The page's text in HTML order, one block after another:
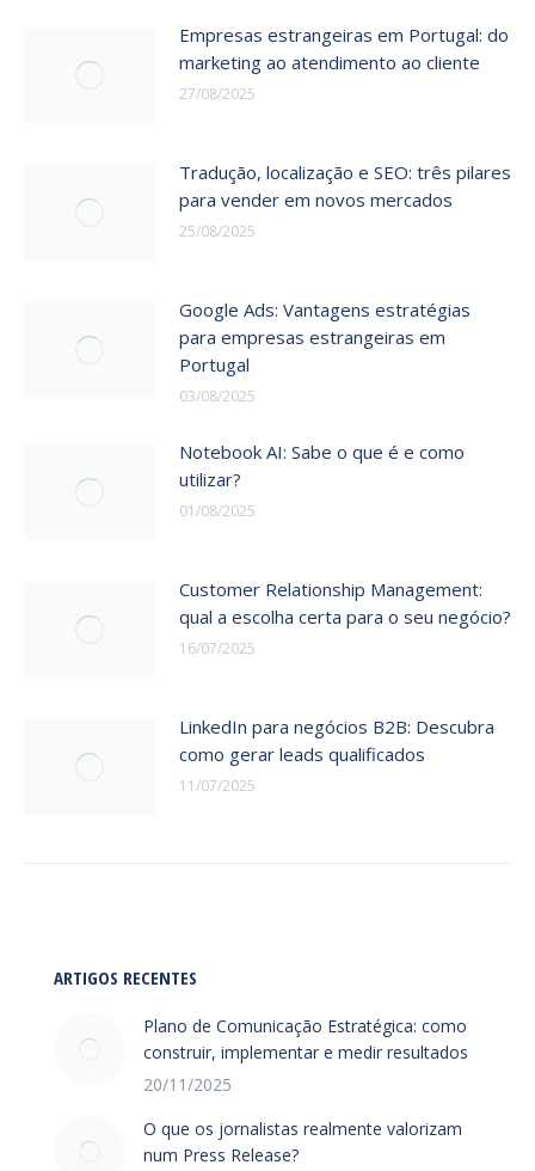
Empresas estrangeiras em Portugal: do
marketing ao atendimento ao cliente
27/08/2025
Tradução, localização e SEO: três pilares
para vender em novos mercados
25/08/2025
Google Ads: Vantagens estratégias
para empresas estrangeiras em
Portugal
03/08/2025
Notebook AI: Sabe o que é e como
utilizar?
01/08/2025
Customer Relationship Management:
qual a escolha certa para o seu negócio?
16/07/2025
LinkedIn para negócios B2B: Descubra
como gerar leads qualificados
11/07/2025
ARTIGOS RECENTES
Plano de Comunicação Estratégica: como
construir, implementar e medir resultados
20/11/2025
O que os jornalistas realmente valorizam
num Press Release?